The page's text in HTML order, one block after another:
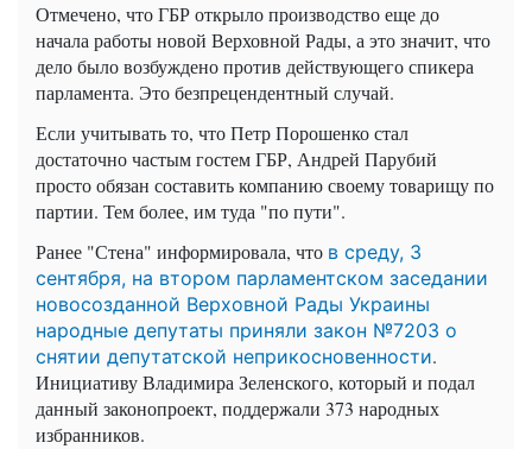
Отмечено, что ГБР открыло производство еще до
начала работы новой Верховной Рады, а это значит, что
дело было возбуждено против действующего спикера
парламента. Это безпрецендентный случай.
Если учитывать то, что Петр Порошенко стал
достаточно частым гостем ГБР, Андрей Парубий
просто обязан составить компанию своему товарищу по
партии. Тем более, им туда "по пути".
Ранее "Стена" информировала, что в среду, 3
сентября, на втором парламентском заседании
новосозданной Верховной Рады Украины
народные депутаты приняли закон №7203 о
снятии депутатской неприкосновенности.
Инициативу Владимира Зеленского, который и подал
данный законопроект, поддержали 373 народных
избранников.